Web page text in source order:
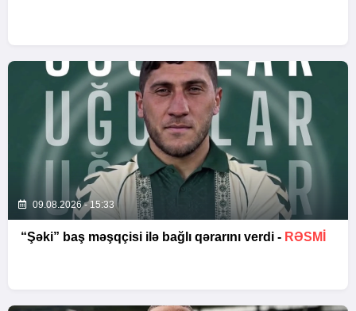
09.08.2026 - 15:33
“Şəki” baş məşqçisi ilə bağlı qərarını verdi - RƏSMİ